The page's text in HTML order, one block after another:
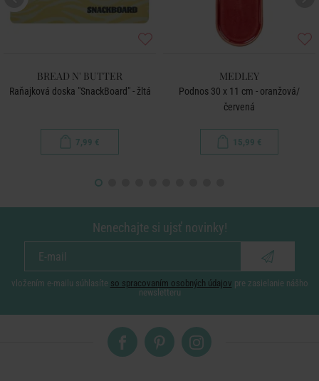
BREAD N' BUTTER
Raňajková doska "SnackBoard" - žltá
7,99 €
MEDLEY
Podnos 30 x 11 cm - oranžová/
červená
15,99 €
Nenechajte si ujsť novinky!
vložením e-mailu súhlasíte so spracovaním osobných údajov pre zasielanie nášho
newsletteru